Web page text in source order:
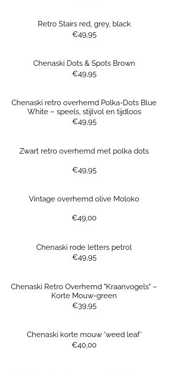
Retro Stairs red, grey, black
Prijs: 49,95
€49,95
Chenaski Dots & Spots Brown
Prijs: 49,95
€49,95
Chenaski retro overhemd Polka-Dots Blue
White – speels, stijlvol en tijdloos
Prijs: 49,95
€49,95
Zwart retro overhemd met polka dots
Prijs: 49,95
€49,95
Vintage overhemd olive Moloko
Prijs: 49,00
€49,00
Chenaski rode letters petrol
Prijs: 49,95
€49,95
Chenaski Retro Overhemd "Kraanvogels" –
Korte Mouw-green
Prijs: 39,95
€39,95
Chenaski korte mouw 'weed leaf'
Prijs: 40,00
€40,00